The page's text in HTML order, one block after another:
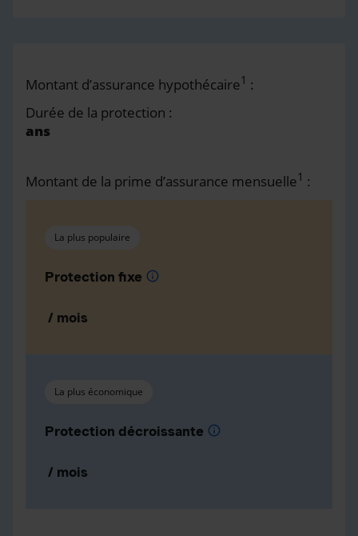
Montant d’assurance hypothécaire1 :
Durée de la protection :
ans
Montant de la prime d’assurance mensuelle1 :
La plus populaire
Protection fixe info
/ mois
La plus économique
Protection décroissante info
/ mois